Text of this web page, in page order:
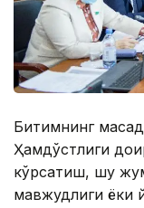
Битимнинг
Ҳамдўстлиги
кўрсатиш, шу
мавжудлиги ёки